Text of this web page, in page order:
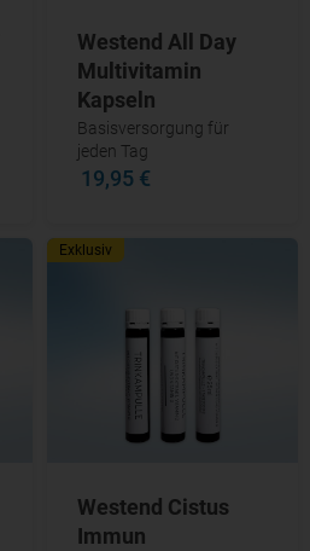
Westend All Day
Multivitamin
Kapseln
Basisversorgung für
jeden Tag
19,95 €
Exklusiv
Westend Cistus
Immun